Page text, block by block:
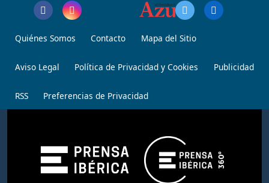
Quiénes Somos Contacto Mapa del Sitio
Aviso Legal Política de Privacidad y Cookies Publicidad
RSS Preferencias de Privacidad